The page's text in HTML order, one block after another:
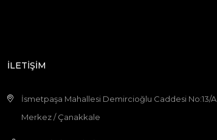
İLETİŞİM
İsmetpaşa Mahallesi Demircioğlu Caddesi No:13/A
Merkez / Çanakkale